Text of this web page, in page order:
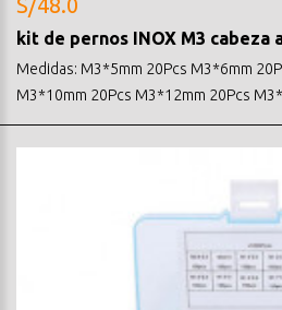
kit de pernos INOX M3 cabeza
Medidas: M3*5mm 20Pcs M3*6mm
M3*10mm 20Pcs M3*12mm 20Pcs